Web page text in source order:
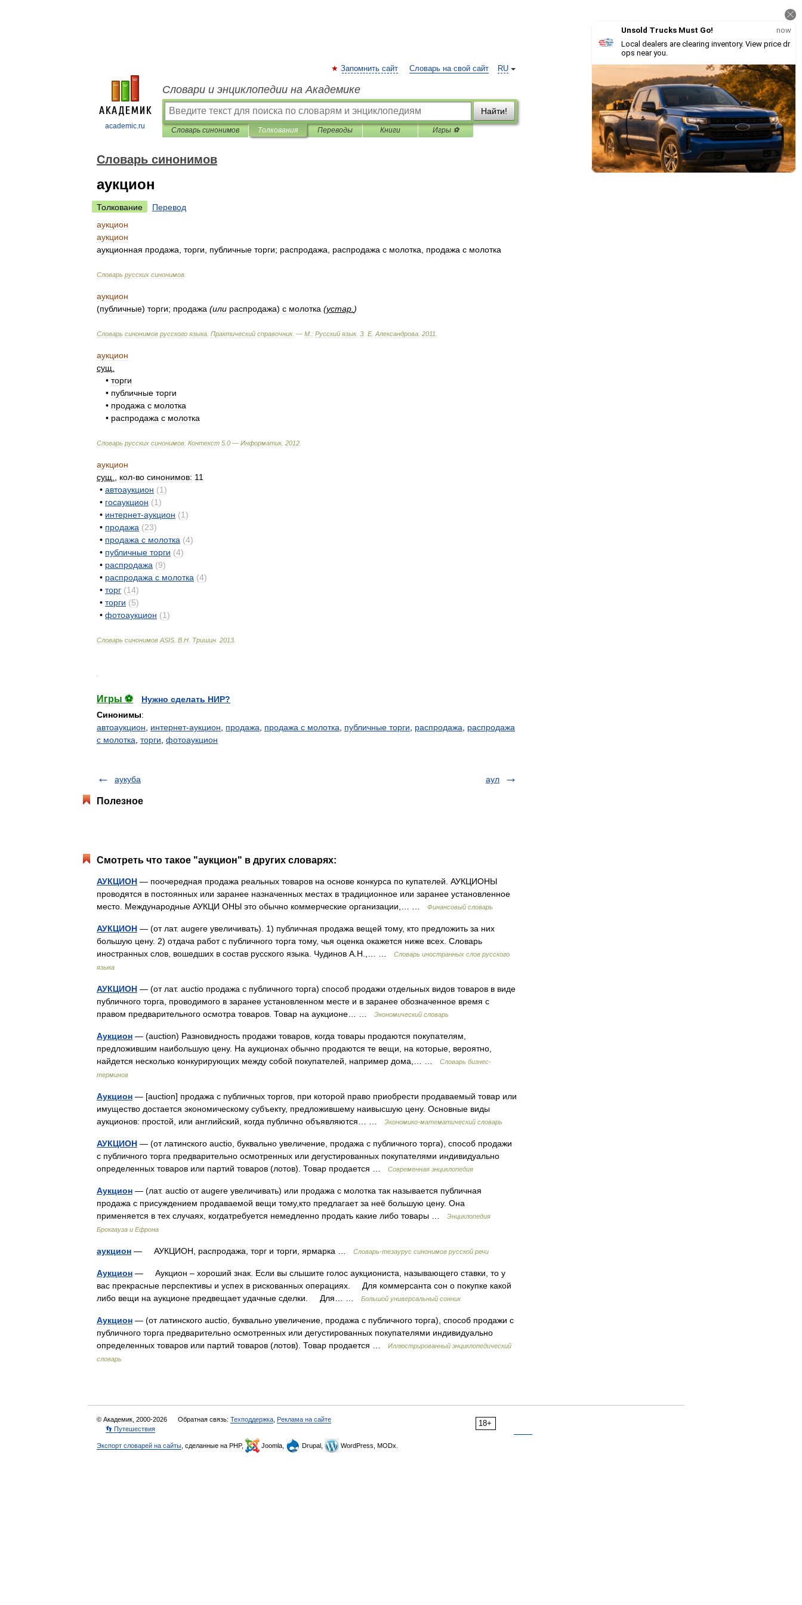
academic.ru
RU
Запомнить сайт Словарь на свой сайт
Словари и энциклопедии на Академике
Найти!
Словарь синонимов Толкования Переводы Книги Игры ⚽
Словарь синонимов
аукцион
Толкование
Перевод
аукцион
аукцион
аукционная продажа торги публичные торги; распродажа распродажа с молотка продажа с молотка
Словарь русских синонимов
аукцион
(публичные) торги; продажа (или распродажа) с молотка (устар )
Словарь синонимов русского языка Практический справочник. — М : Русский язык. З Е. Александрова 2011
аукцион
сущ
• торги
• публичные торги
• продажа с молотка
• распродажа с молотка
Словарь русских синонимов Контекст 5 0 — Информатик. 2012
аукцион
сущ
кол-во синонимов: 11
• автоаукцион (1)
• госаукцион (1)
• интернет-аукцион (1)
• продажа (23)
• продажа с молотка (4)
• публичные торги (4)
• распродажа (9)
• распродажа с молотка (4)
• торг (14)
• торги (5)
• фотоаукцион (1)
Словарь синонимов ASIS В Н Тришин 2013
Игры ⚽
Нужно сделать НИР?
Синонимы:
автоаукцион
интернет-аукцион продажа продажа с молотка публичные торги распродажа
распродажа
с молотка торги фотоаукцион
аукуба аул
Полезное
Смотреть что такое "аукцион" в других словарях:
АУКЦИОН — поочередная продажа реальных товаров на основе конкурса по купателей. АУКЦИОНЫ
проводятся в постоянных или заранее назначенных местах в традиционное или заранее установленное
место. Международные АУКЦИ ОНЫ это обычно коммерческие организации,… …
Финансовый словарь
АУКЦИОН — (от лат. augere увеличивать). 1) публичная продажа вещей тому, кто предложить за них
большую цену. 2) отдача работ с публичного торга тому, чья оценка окажется ниже всех. Словарь
иностранных слов, вошедших в состав русского языка. Чудинов А.Н.,… …
Словарь иностранных слов русского
языка
АУКЦИОН — (от лат. auctio продажа с публичного торга) способ продажи отдельных видов товаров в виде
публичного торга, проводимого в заранее установленном месте и в заранее обозначенное время с
правом предварительного осмотра товаров. Товар на аукционе… …
Экономический словарь
Аукцион — (auction) Разновидность продажи товаров, когда товары продаются покупателям,
предложившим наибольшую цену. На аукционах обычно продаются те вещи, на которые, вероятно,
найдется несколько конкурирующих между собой покупателей, например дома,… …
Словарь бизнес-
терминов
Аукцион — [auction] продажа с публичных торгов, при которой право приобрести продаваемый товар или
имущество достается экономическому субъекту, предложившему наивысшую цену. Основные виды
аукционов: простой, или английский, когда публично объявляются… …
Экономико-математический словарь
АУКЦИОН — (от латинского auctio, буквально увеличение, продажа с публичного торга), способ продажи
с публичного торга предварительно осмотренных или дегустированных покупателями индивидуально
определенных товаров или партий товаров (лотов). Товар продается …
Современная энциклопедия
Аукцион — (лат. auctio от augere увеличивать) или продажа с молотка так называется публичная
продажа с присуждением продаваемой вещи тому,кто предлагает за неё большую цену. Она
применяется в тех случаях, когдатребуется немедленно продать какие либо товары …
Энциклопедия
Брокгауза и Ефрона
аукцион — АУКЦИОН, распродажа, торг и торги, ярмарка … Словарь-тезаурус синонимов русской речи
Аукцион — Аукцион – хороший знак. Если вы слышите голос аукциониста, называющего ставки, то у
вас прекрасные перспективы и успех в рискованных операциях. Для коммерсанта сон о покупке какой
либо вещи на аукционе предвещает удачные сделки. Для… …
Большой универсальный сонник
Аукцион — (от латинского auctio, буквально увеличение, продажа с публичного торга), способ продажи с
публичного торга предварительно осмотренных или дегустированных покупателями индивидуально
определенных товаров или партий товаров (лотов). Товар продается …
Иллюстрированный энциклопедический
словарь
18+
© Академик, 2000-2026 Обратная связь: Техподдержка Реклама на сайте
👣 Путешествия
Экспорт словарей на сайты , сделанные на PHP, Joomla, Drupal, WordPress, MODx.